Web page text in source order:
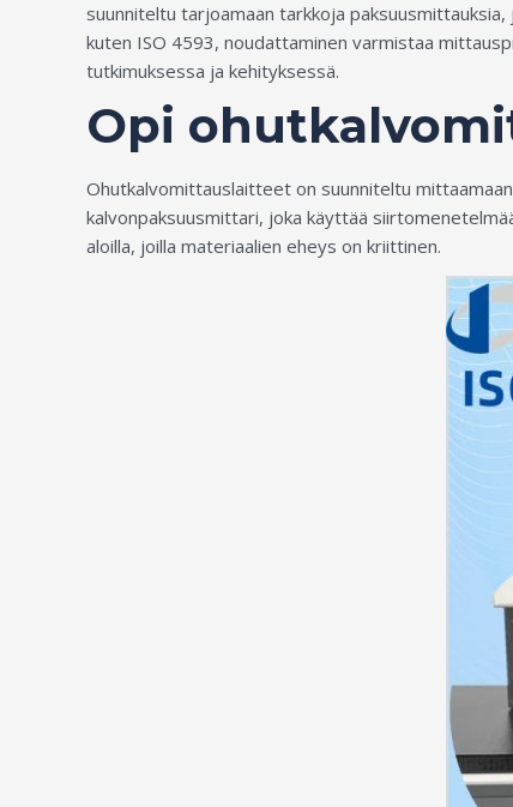
suunniteltu tarjoamaan tarkkoja
kuten ISO 4593, noudattaminen varmistaa
tutkimuksessa ja kehityksessä.
Opi
Ohutkalvomittauslaitteet on suunniteltu
kalvonpaksuusmittari, joka käyttää
aloilla, joilla materiaalien eheys on kriittinen.